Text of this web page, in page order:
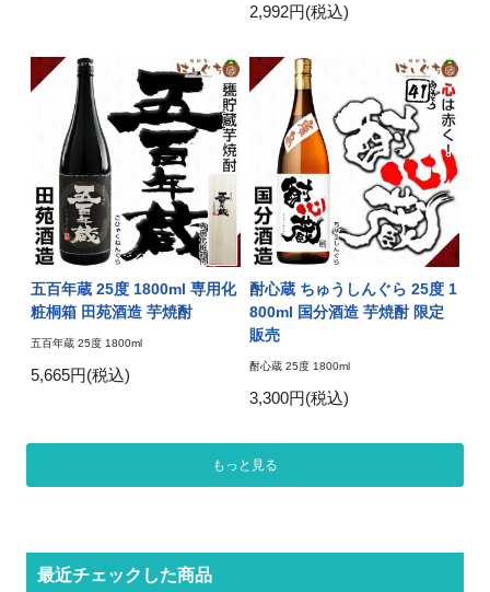
2,992円(税込)
五百年蔵 25度 1800ml 専用化
粧桐箱 田苑酒造 芋焼酎
五百年蔵 25度 1800ml
5,665円(税込)
酎心蔵 ちゅうしんぐら 25度 1
800ml 国分酒造 芋焼酎 限定
販売
酎心蔵 25度 1800ml
3,300円(税込)
もっと見る
最近チェックした商品